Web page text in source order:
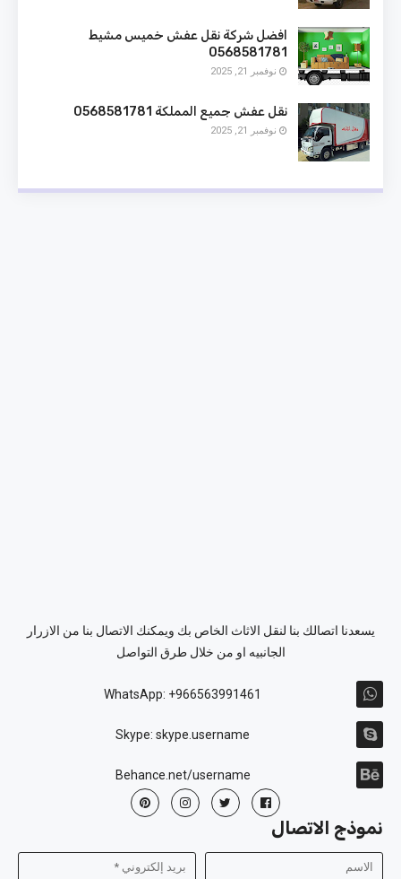
افضل شركة نقل عفش خميس مشيط
0568581781
نوفمبر 21, 2025
نقل عفش جميع المملكة 0568581781
نوفمبر 21, 2025
يسعدنا اتصالك بنا لنقل الاثاث الخاص بك ويمكنك الاتصال بنا من الازرار
الجانبيه او من خلال طرق التواصل
WhatsApp: +966563991461
Skype: skype.username
Behance.net/username
نموذج الاتصال